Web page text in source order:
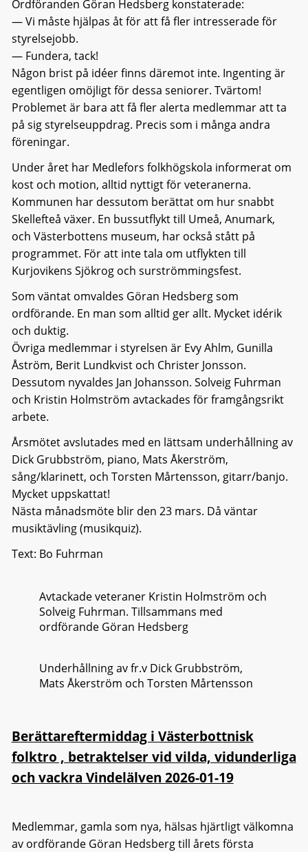
Ordföranden Göran Hedsberg konstaterade:
— Vi måste hjälpas åt för att få fler intresserade för
styrelsejobb.
— Fundera, tack!
Någon brist på idéer finns däremot inte. Ingenting är
egentligen omöjligt för dessa seniorer. Tvärtom!
Problemet är bara att få fler alerta medlemmar att ta
på sig styrelseuppdrag. Precis som i många andra
föreningar.
Under året har Medlefors folkhögskola informerat om
kost och motion, alltid nyttigt för veteranerna.
Kommunen har dessutom berättat om hur snabbt
Skellefteå växer. En bussutflykt till Umeå, Anumark,
och Västerbottens museum, har också stått på
programmet. För att inte tala om utflykten till
Kurjovikens Sjökrog och surströmmingsfest.
Som väntat omvaldes Göran Hedsberg som
ordförande. En man som alltid ger allt. Mycket idérik
och duktig.
Övriga medlemmar i styrelsen är Evy Ahlm, Gunilla
Åström, Berit Lundkvist och Christer Jonsson.
Dessutom nyvaldes Jan Johansson. Solveig Fuhrman
och Kristin Holmström avtackades för framgångsrikt
arbete.
Årsmötet avslutades med en lättsam underhållning av
Dick Grubbström, piano, Mats Åkerström,
sång/klarinett, och Torsten Mårtensson, gitarr/banjo.
Mycket uppskattat!
Nästa månadsmöte blir den 23 mars. Då väntar
musiktävling (musikquiz).
Text: Bo Fuhrman
Avtackade veteraner Kristin Holmström och
Solveig Fuhrman. Tillsammans med
ordförande Göran Hedsberg
Underhållning av fr.v Dick Grubbström,
Mats Åkerström och Torsten Mårtensson
Berättareftermiddag i Västerbottnisk
folktro , betraktelser vid vilda, vidunderliga
och vackra Vindelälven 2026-01-19
Medlemmar, gamla som nya, hälsas hjärtligt välkomna
av ordförande Göran Hedsberg till årets första